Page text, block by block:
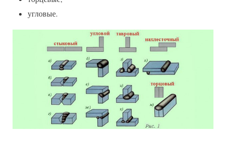
угловые.